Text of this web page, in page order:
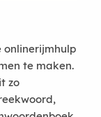
onlinerijmhulp
te maken.
zo